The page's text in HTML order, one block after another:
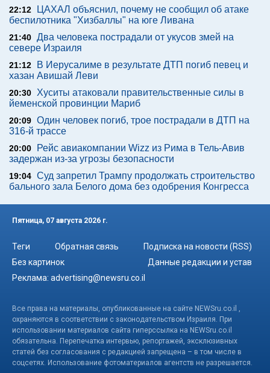
22:12
ЦАХАЛ объяснил, почему не сообщил об атаке
беспилотника "Хизбаллы" на юге Ливана
21:40 Два человека пострадали от укусов змей на
севере Израиля
21:12
В Иерусалиме в результате ДТП погиб певец и
хазан Авишай Леви
20:30
Хуситы атаковали правительственные силы в
йеменской провинции Мариб
20:09 Один человек погиб, трое пострадали в ДТП на
316-й трассе
20:00
Рейс авиакомпании Wizz из Рима в Тель-Авив
задержан из-за угрозы безопасности
19:04 Суд запретил Трампу продолжать строительство
бального зала Белого дома без одобрения Конгресса
Пятница, 07 августа 2026 г.
Теги Обратная связь
Подписка на новости (RSS)
Без картинок
Данные редакции и устав
Реклама: advertising@newsru.co.il
Все права на материалы, опубликованные на сайте NEWSru.co.il ,
охраняются в соответствии с законодательством Израиля. При
использовании материалов сайта гиперссылка на NEWSru.co.il
обязательна. Перепечатка интервью, репортажей, эксклюзивных
статей без согласования с редакцией запрещена – в том числе в
соцсетях. Использование фотоматериалов агентств не разрешается.